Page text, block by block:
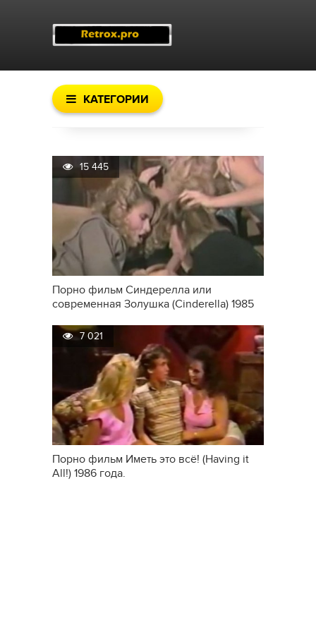
КАТЕГОРИИ
15 445
Порно фильм Синдерелла или
современная Золушка (Cinderella) 1985
7 021
Порно фильм Иметь это всё! (Having it
All!) 1986 года.